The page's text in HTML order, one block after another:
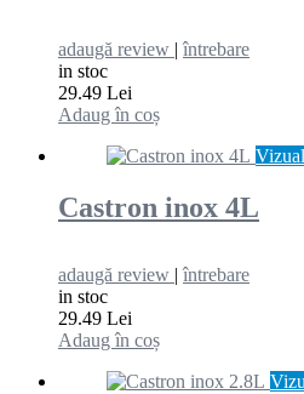
adaugă review |întrebare
in stoc
29.49 Lei
Adaug în coș
Castron inox 4L
adaugă review |întrebare
in stoc
29.49 Lei
Adaug în coș